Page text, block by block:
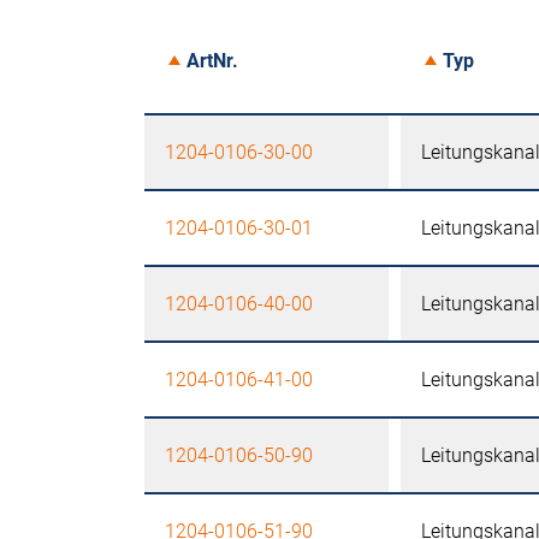
ArtNr. Typ
1204-0106-30-00
1204-0106-30-01
1204-0106-40-00
1204-0106-41-00
1204-0106-50-90
1204-0106-51-90